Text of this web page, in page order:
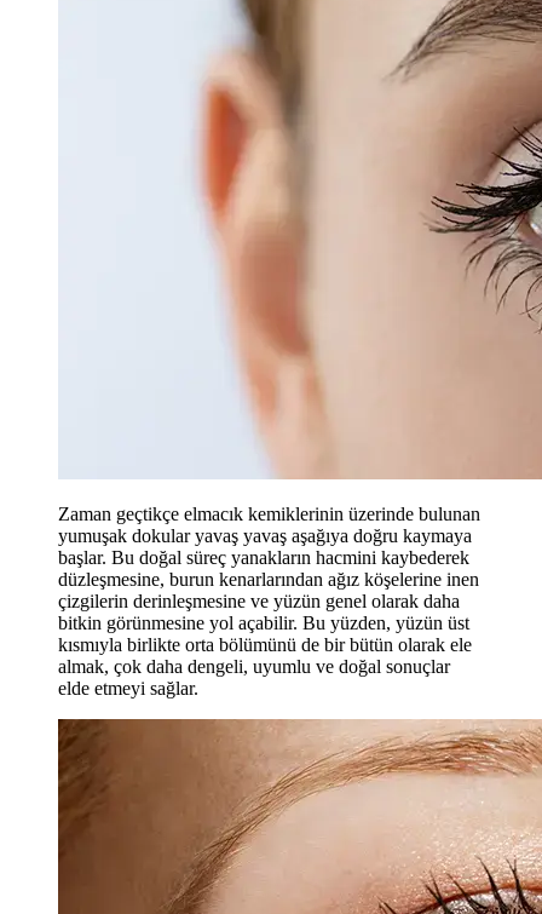
Zaman geçtikçe elmacık kemiklerinin üzerinde bulunan
yumuşak dokular yavaş yavaş aşağıya doğru kaymaya
başlar. Bu doğal süreç yanakların hacmini kaybederek
düzleşmesine, burun kenarlarından ağız köşelerine inen
çizgilerin derinleşmesine ve yüzün genel olarak daha
bitkin görünmesine yol açabilir. Bu yüzden, yüzün üst
kısmıyla birlikte orta bölümünü de bir bütün olarak ele
almak, çok daha dengeli, uyumlu ve doğal sonuçlar
elde etmeyi sağlar.